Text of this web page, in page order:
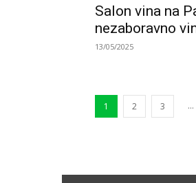
Salon vina na
nezaboravno
13/05/2025
1 2 3 ...